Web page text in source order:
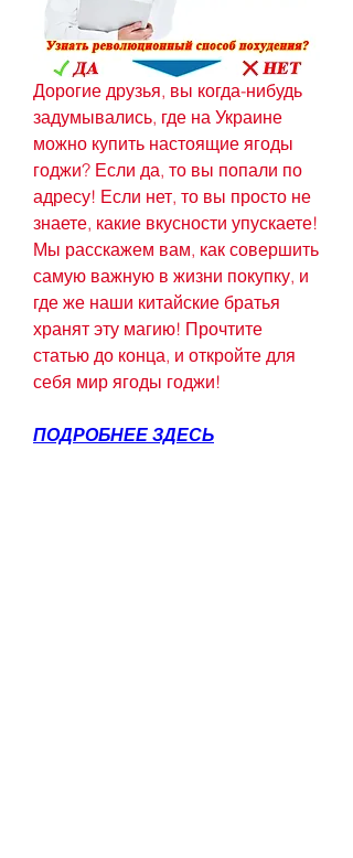
Дорогие друзья, вы когда-нибудь
задумывались, где на Украине
можно купить настоящие ягоды
годжи? Если да, то вы попали по
адресу! Если нет, то вы просто не
знаете, какие вкусности упускаете!
Мы расскажем вам, как совершить
самую важную в жизни покупку, и
где же наши китайские братья
хранят эту магию! Прочтите
статью до конца, и откройте для
себя мир ягоды годжи!
ПОДРОБНЕЕ ЗДЕСЬ